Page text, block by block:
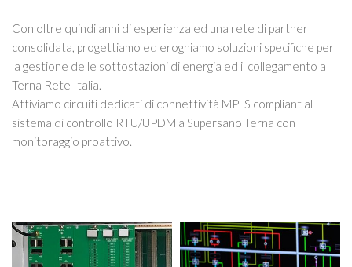
Con oltre quindi anni di esperienza ed una rete di partner
consolidata, progettiamo ed eroghiamo soluzioni specifiche per
la gestione delle sottostazioni di energia ed il collegamento a
Terna Rete Italia.
Attiviamo circuiti dedicati di connettività MPLS compliant al
sistema di controllo RTU/UPDM a Supersano Terna con
monitoraggio proattivo.